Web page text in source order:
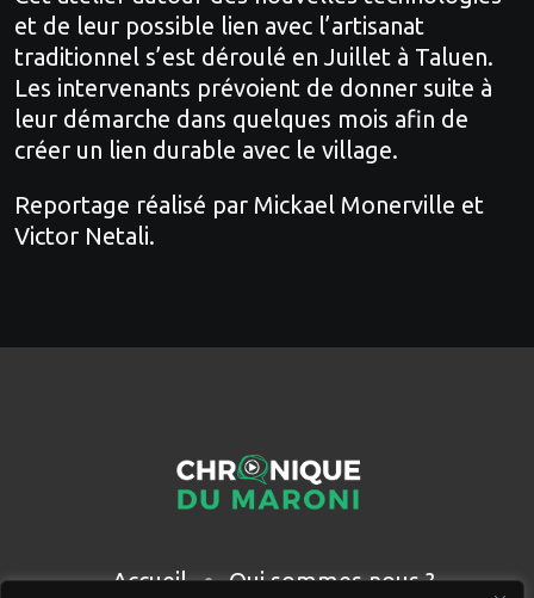
et de leur possible lien avec l’artisanat
traditionnel s’est déroulé en Juillet à Taluen.
Les intervenants prévoient de donner suite à
leur démarche dans quelques mois afin de
créer un lien durable avec le village.
Reportage réalisé par Mickael Monerville et
Victor Netali.
Accueil
Qui sommes nous ?